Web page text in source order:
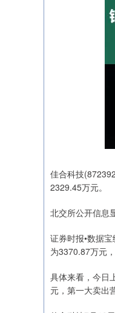
佳合科技
2329.45万元。
北交所公开信息
证券时报•数据
为3370.87万元
具体来看，今日
元，第一大卖出